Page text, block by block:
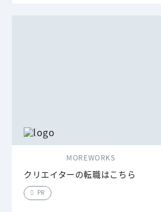
MOREWORKS
クリエイターの転職はこちら
PR